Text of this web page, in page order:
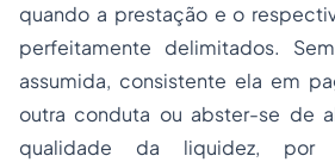
quando a prestação e o
perfeitamente delimitados.
assumida, consistente ela em
outra conduta ou abster-se de
qualidade da liquidez,